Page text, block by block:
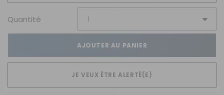
Quantité
AJOUTER AU PANIER
JE VEUX ÊTRE ALERTÉ(E)